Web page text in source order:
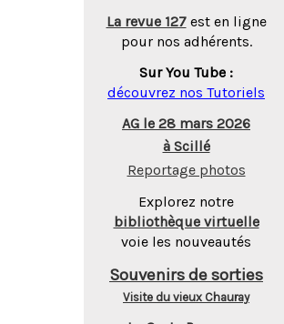
La revue 127 est en ligne
pour nos adhérents.
Sur You Tube :
découvrez nos Tutoriels
AG le 28 mars 2026
à Scillé
Reportage photos
Explorez notre
bibliothèque virtuelle
voie les nouveautés
Souvenirs de sorties
Visite du vieux Chauray